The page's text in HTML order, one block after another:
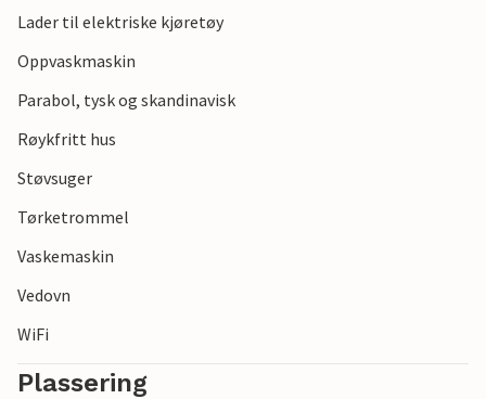
Lader til elektriske kjøretøy
Oppvaskmaskin
Parabol, tysk og skandinavisk
Røykfritt hus
Støvsuger
Tørketrommel
Vaskemaskin
Vedovn
WiFi
Plassering